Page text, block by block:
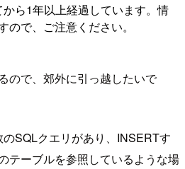
ら1年以上経過しています。情
で、ご注意ください。
ので、郊外に引っ越したいで
のSQLクエリがあり、INSERTす
テーブルを参照しているような場